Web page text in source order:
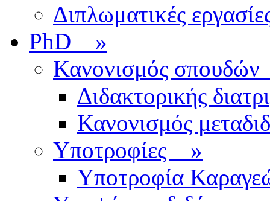
Διπλωματικές
PhD »
Κανονισμός
Διδακτορικής
Κανονισμός
Υποτροφίες »
Υποτροφία